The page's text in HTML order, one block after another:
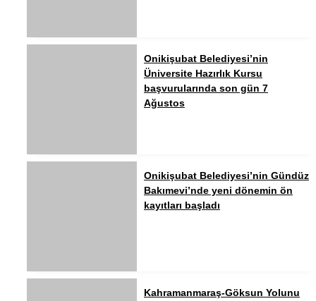
Onikişubat Belediyesi’nin
Üniversite Hazırlık Kursu
başvurularında son gün 7
Ağustos
Onikişubat Belediyesi’nin Gündüz
Bakımevi’nde yeni dönemin ön
kayıtları başladı
Kahramanmaraş-Göksun Yolunu